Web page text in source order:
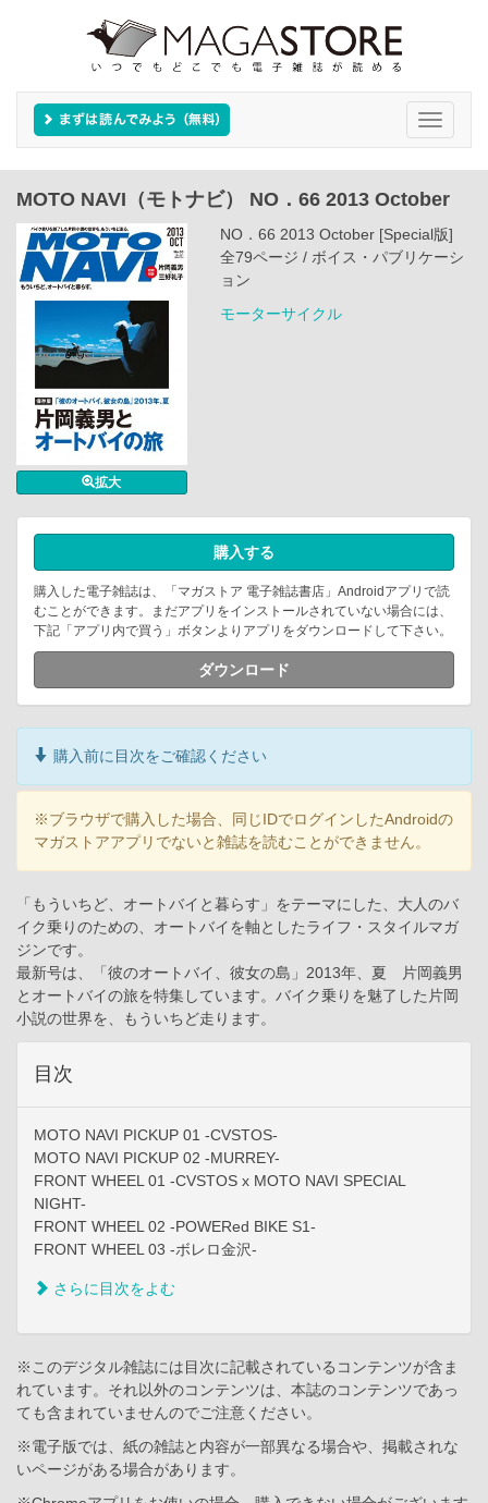
Toggle
MOTO NAVI（モトナビ） NO．66 2013 October
拡大
NO．66 2013 October [Special版]
全79ページ / ボイス・パブリケーシ
ョン
モーターサイクル
購入する
購入した電子雑誌は、「マガストア 電子雑誌書店」Androidアプリで読
むことができます。まだアプリをインストールされていない場合には、
下記「アプリ内で買う」ボタンよりアプリをダウンロードして下さい。
ダウンロード
購入前に目次をご確認ください
※ブラウザで購入した場合、同じIDでログインしたAndroidの
マガストアアプリでないと雑誌を読むことができません。
「もういちど、オートバイと暮らす」をテーマにした、大人のバ
イク乗りのための、オートバイを軸としたライフ・スタイルマガ
ジンです。
最新号は、「彼のオートバイ、彼女の島」2013年、夏 片岡義男
とオートバイの旅を特集しています。バイク乗りを魅了した片岡
小説の世界を、もういちど走ります。
目次
MOTO NAVI PICKUP 01 -CVSTOS-
MOTO NAVI PICKUP 02 -MURREY-
FRONT WHEEL 01 -CVSTOS x MOTO NAVI SPECIAL
NIGHT-
FRONT WHEEL 02 -POWERed BIKE S1-
FRONT WHEEL 03 -ボレロ金沢-
さらに目次をよむ
※このデジタル雑誌には目次に記載されているコンテンツが含ま
れています。それ以外のコンテンツは、本誌のコンテンツであっ
ても含まれていませんのでご注意ください。
※電子版では、紙の雑誌と内容が一部異なる場合や、掲載されな
いページがある場合があります。